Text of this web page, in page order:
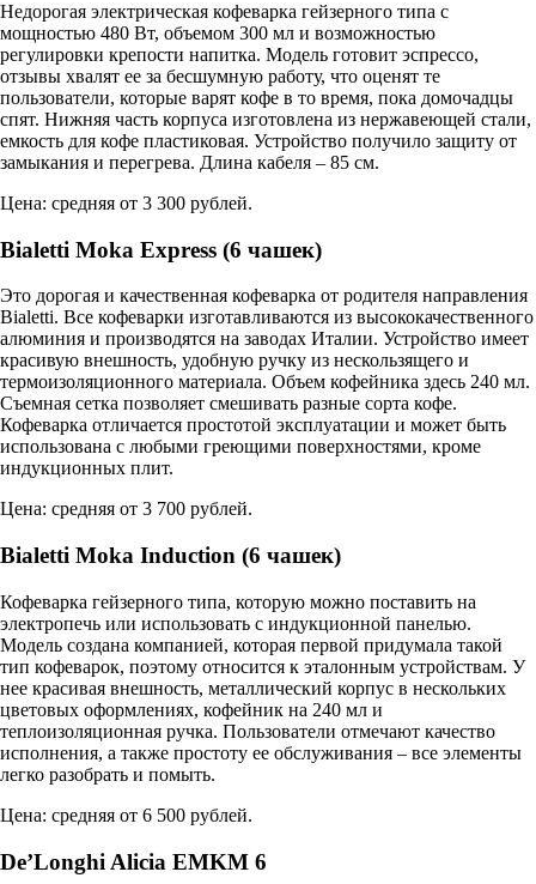
Недорогая электрическая кофеварка гейзерного типа с
мощностью 480 Вт, объемом 300 мл и возможностью
регулировки крепости напитка. Модель готовит эспрессо,
отзывы хвалят ее за бесшумную работу, что оценят те
пользователи, которые варят кофе в то время, пока домочадцы
спят. Нижняя часть корпуса изготовлена из нержавеющей стали,
емкость для кофе пластиковая. Устройство получило защиту от
замыкания и перегрева. Длина кабеля – 85 см.
Цена: средняя от 3 300 рублей.
Bialetti Moka Express (6 чашек)
Это дорогая и качественная кофеварка от родителя направления
Bialetti. Все кофеварки изготавливаются из высококачественного
алюминия и производятся на заводах Италии. Устройство имеет
красивую внешность, удобную ручку из нескользящего и
термоизоляционного материала. Объем кофейника здесь 240 мл.
Съемная сетка позволяет смешивать разные сорта кофе.
Кофеварка отличается простотой эксплуатации и может быть
использована с любыми греющими поверхностями, кроме
индукционных плит.
Цена: средняя от 3 700 рублей.
Bialetti Moka Induction (6 чашек)
Кофеварка гейзерного типа, которую можно поставить на
электропечь или использовать с индукционной панелью.
Модель создана компанией, которая первой придумала такой
тип кофеварок, поэтому относится к эталонным устройствам. У
нее красивая внешность, металлический корпус в нескольких
цветовых оформлениях, кофейник на 240 мл и
теплоизоляционная ручка. Пользователи отмечают качество
исполнения, а также простоту ее обслуживания – все элементы
легко разобрать и помыть.
Цена: средняя от 6 500 рублей.
De’Longhi Alicia EMKM 6